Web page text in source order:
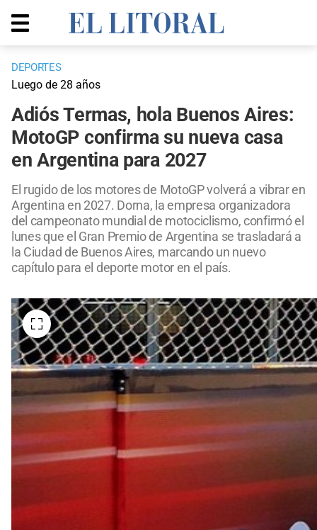
DEPORTES
Luego de 28 años
Adiós Termas, hola Buenos Aires:
MotoGP confirma su nueva casa
en Argentina para 2027
El rugido de los motores de MotoGP volverá a vibrar en
Argentina en 2027. Dorna, la empresa organizadora
del campeonato mundial de motociclismo, confirmó el
lunes que el Gran Premio de Argentina se trasladará a
la Ciudad de Buenos Aires, marcando un nuevo
capítulo para el deporte motor en el país.